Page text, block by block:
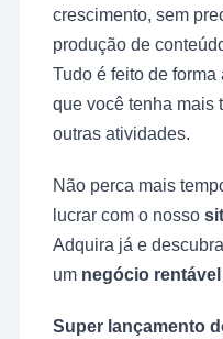
crescimento, sem
produção de
Tudo é feito de
que você tenha mais
outras atividades.
Não perca mais
lucrar com o nosso
Adquira já e
um negócio rentável
Super lançamento